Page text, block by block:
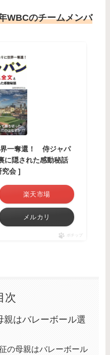
WBCのチームメンバ
一奪還！ 侍ジャパ
に隠された感動秘話
究会 ]
楽天市場
メルカリ
ポチップ
次
親はバレーボール選
の母親はバレーボール